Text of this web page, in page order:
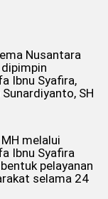
Nusantara
Ibnu Syafira,
SH
melalui
Ibnu Syafira
pelayanan
selama 24